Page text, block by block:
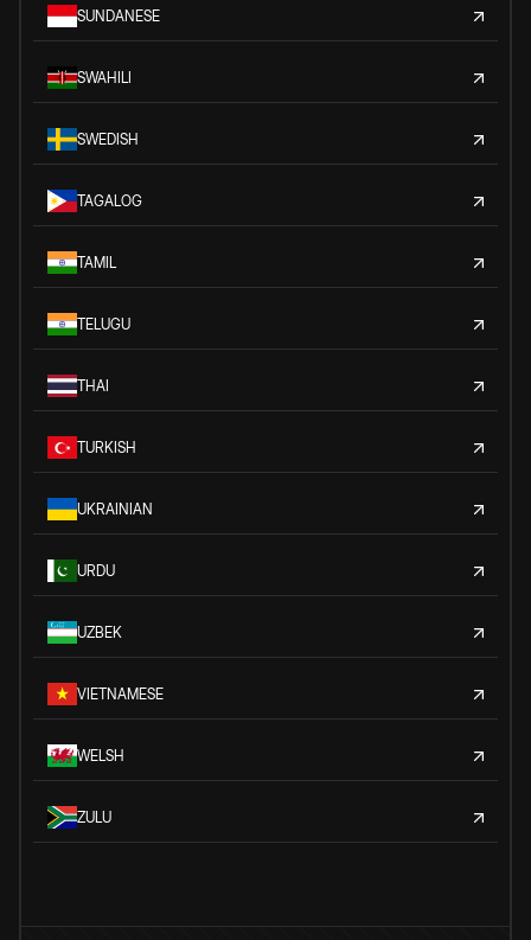
SUNDANESE
SWAHILI
SWEDISH
TAGALOG
TAMIL
TELUGU
THAI
TURKISH
UKRAINIAN
URDU
UZBEK
VIETNAMESE
WELSH
ZULU